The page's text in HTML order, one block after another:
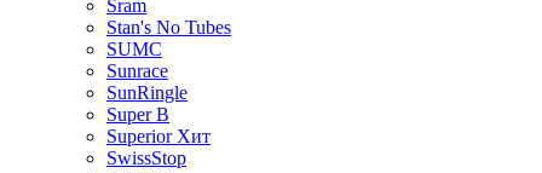
Sram
Stan's No Tubes
SUMC
Sunrace
SunRingle
Super B
Superior Хит
SwissStop